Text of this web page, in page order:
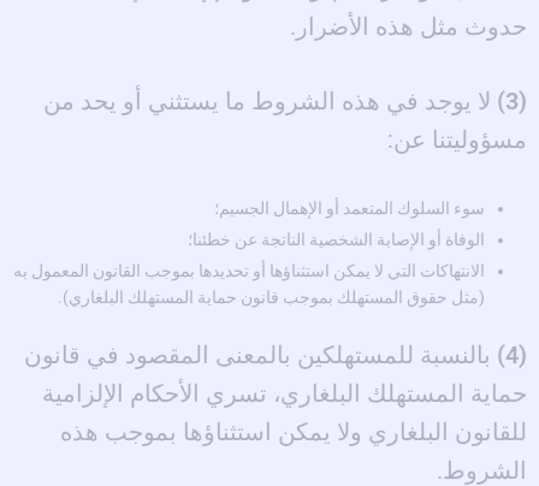
حدوث مثل هذه الأضرار.
(3)
لا يوجد في هذه الشروط ما يستثني أو يحد من
مسؤوليتنا عن:
سوء السلوك المتعمد أو الإهمال الجسيم؛
الوفاة أو الإصابة الشخصية الناتجة عن خطئنا؛
الانتهاكات التي لا يمكن استثناؤها أو تحديدها بموجب القانون المعمول به
(مثل حقوق المستهلك بموجب قانون حماية المستهلك البلغاري).
(4)
بالنسبة للمستهلكين بالمعنى المقصود في قانون
حماية المستهلك البلغاري، تسري الأحكام الإلزامية
للقانون البلغاري ولا يمكن استثناؤها بموجب هذه
الشروط.